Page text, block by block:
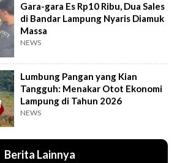
Gara-gara Es Rp10 Ribu, Dua Sales
di Bandar Lampung Nyaris Diamuk
Massa
NEWS
Lumbung Pangan yang Kian
Tangguh: Menakar Otot Ekonomi
Lampung di Tahun 2026
NEWS
Berita Lainnya